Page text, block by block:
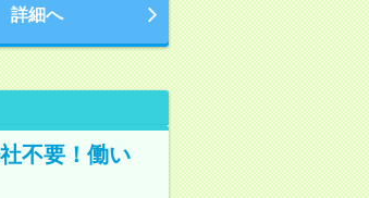
詳細へ
不要！働い